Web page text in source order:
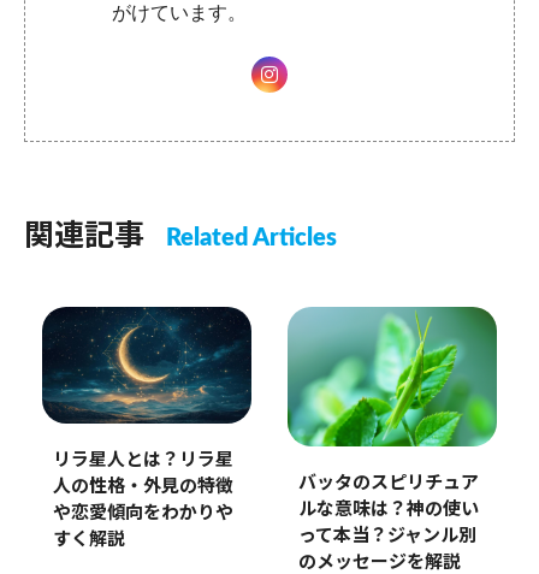
がけています。
関連記事 Related Articles
リラ星人とは？リラ星
人の性格・外見の特徴
や恋愛傾向をわかりや
すく解説
バッタのスピリチュア
ルな意味は？神の使い
って本当？ジャンル別
のメッセージを解説